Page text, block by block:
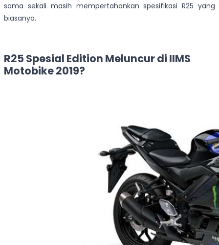
sama sekali masih mempertahankan spesifikasi R25 yang
biasanya.
R25 Spesial Edition Meluncur di IIMS
Motobike 2019?